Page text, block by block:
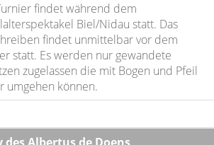
findet während dem
Biel/Nidau statt. Das
findet unmittelbar vor dem
statt. Es werden nur gewandete
zugelassen die mit Bogen und Pfeil
umgehen können.